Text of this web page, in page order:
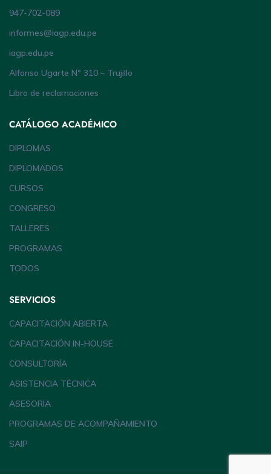
947-702-089
informes@iagp.edu.pe
iagp.edu.pe
Alfonso Ugarte Nº 310 – Trujillo
Libro de reclamaciones
CATÁLOGO ACADÉMICO
DIPLOMAS
DIPLOMADOS
CURSOS
CONGRESO
TALLERES
PROGRAMAS
TODOS
SERVICIOS
CAPACITACIÓN ABIERTA
CAPACITACIÓN IN-HOUSE
CONSULTORÍA
ASISTENCIA TÉCNICA
ASESORIA
PROGRAMAS DE ACOMPAÑAMIENTO
SAIP